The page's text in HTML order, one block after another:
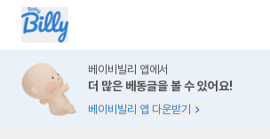
베이비빌리 앱에서
더 많은 베동글을 볼 수 있어요!
베이비빌리 앱 다운받기